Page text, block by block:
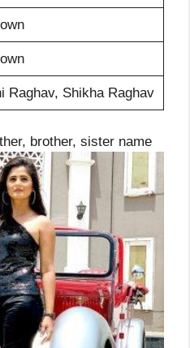
Raghav, Shikha Raghav
brother, sister name